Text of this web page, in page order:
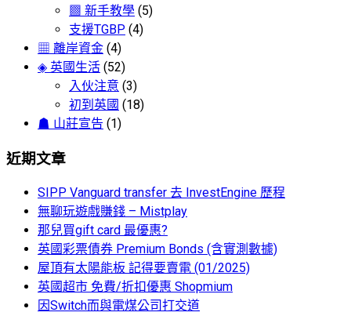
▩ 新手教學 (5)
支援TGBP (4)
▦ 離岸資金 (4)
◈ 英國生活 (52)
入伙注意 (3)
初到英國 (18)
☗ 山莊宣告 (1)
近期文章
SIPP Vanguard transfer 去 InvestEngine 歷程
無聊玩遊戲賺錢 – Mistplay
那兒買gift card 最優惠?
英國彩票債券 Premium Bonds (含實測數據)
屋頂有太陽能板 記得要賣電 (01/2025)
英國超市 免費/折扣優惠 Shopmium
因Switch而與電煤公司打交道